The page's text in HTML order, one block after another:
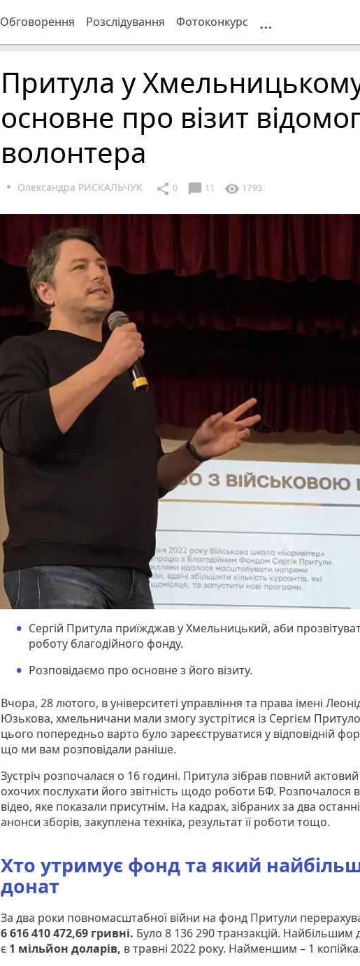
Обговорення Розслідування Фотоконкурс ...
Притула у
основне про візит
волонтера
Олександра РИСКАЛЬЧУК share 0 chat_bubble 11 visibility 1793
Cергій Притула приїжджав у Хмельницький, аби
роботу благодійного фонду.
Розповідаємо про основне з його візиту.
Вчора, 28 лютого, в університеті управління та права імені
Юзькова, хмельничани мали змогу зустрітися із Сергієм
цього попередньо варто було зареєструватися у відповідній
що ми вам розповідали раніше.
Зустріч розпочалася о 16 годині. Притула зібрав повний
охочих послухати його звітність щодо роботи БФ. Розпочалося
відео, яке показали присутнім. На кадрах, зібраних за два
анонси зборів, закуплена техніка, результат її роботи тощо.
Хто утримує фонд та який
донат
За два роки повномасштабної війни на фонд Притули
6 616 410 472,69 гривні. Було 8 136 290 транзакцій. Найбільшим
є 1 мільйон доларів, в травні 2022 року. Найменшим – 1 копійка.